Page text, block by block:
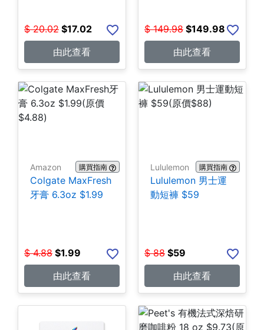
$ 20.02 $17.02
由此查看
$ 149.98 $149.98
由此查看
Amazon 購買指南
Colgate MaxFresh
牙膏 6.3oz $1.99
$ 4.88 $1.99
由此查看
Lululemon 購買指南
Lululemon 男士運
動短褲 $59
$ 88 $59
由此查看